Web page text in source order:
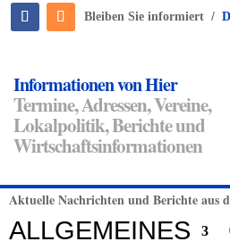
Bleiben Sie informiert /
Informationen von Hier
Termine, Adressen, Vereine,
Lokalpolitik, Berichte und
Wirtschaftsinformationen
Aktuelle Nachrichten und Berichte aus
ALLGEMEINES